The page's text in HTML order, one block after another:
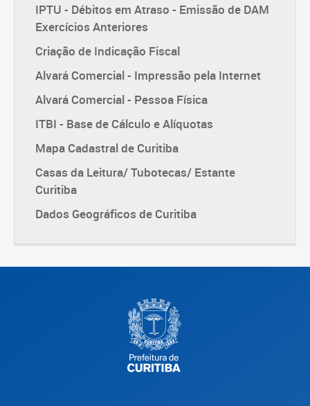
IPTU - Débitos em Atraso - Emissão de DAM
Exercícios Anteriores
Criação de Indicação Fiscal
Alvará Comercial - Impressão pela Internet
Alvará Comercial - Pessoa Física
ITBI - Base de Cálculo e Alíquotas
Mapa Cadastral de Curitiba
Casas da Leitura/ Tubotecas/ Estante
Curitiba
Dados Geográficos de Curitiba